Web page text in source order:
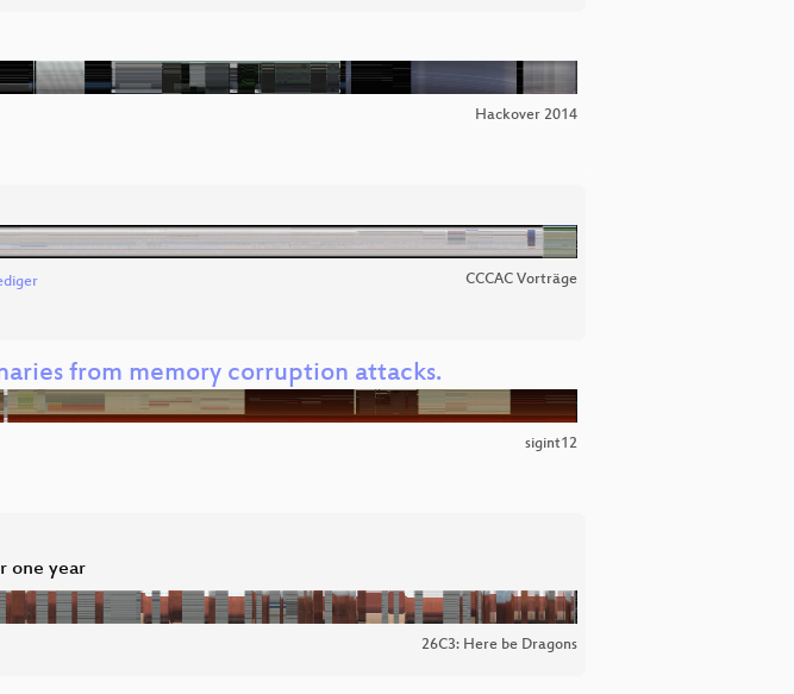
Hackover 2014
CCCAC Vorträge
from memory corruption attacks.
sigint12
one year
26C3: Here be Dragons